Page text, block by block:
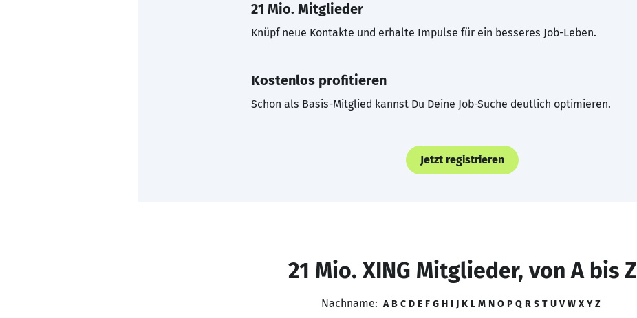
21 Mio. Mitglieder
Knüpf neue Kontakte und erhalte Impulse für ein besseres Job-Leben.
Kostenlos profitieren
Schon als Basis-Mitglied kannst Du Deine Job-Suche deutlich optimieren.
Jetzt registrieren
21 Mio. XING Mitglieder, von A bis Z
Nachname: A B C D E F G H I J K L M N O P Q R S T U V W X Y Z